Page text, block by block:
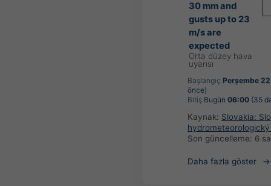
30 mm and
gusts up to 23
m/s are
expected
Orta düzey hava
uyarısı
Başlangıç Perşembe
önce)
Bitiş Bugün 06:00 (35
Kaynak: Slovakia:
Son güncelleme: 6
Daha fazla göster